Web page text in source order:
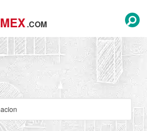
MEX.COM